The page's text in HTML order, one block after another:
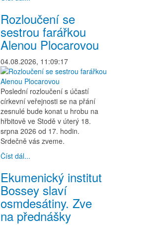
Rozloučení se
sestrou farářkou
Alenou Plocarovou
04.08.2026, 11:09:17
Poslední rozloučení s účastí
církevní veřejnosti se na přání
zesnulé bude konat u hrobu na
hřbitově ve Stodě v úterý 18.
srpna 2026 od 17. hodin.
Srdečně vás zveme.
Číst dál...
Ekumenický institut
Bossey slaví
osmdesátiny. Zve
na přednášky